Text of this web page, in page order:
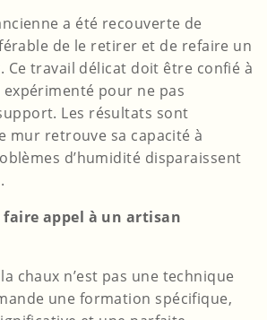
a été recouverte de
de le retirer et de refaire un
Ce travail délicat doit être confié à
pour ne pas
Les résultats sont
mur retrouve sa capacité à
d’humidité disparaissent
faire appel à un artisan
chaux n’est pas une technique
une formation spécifique,